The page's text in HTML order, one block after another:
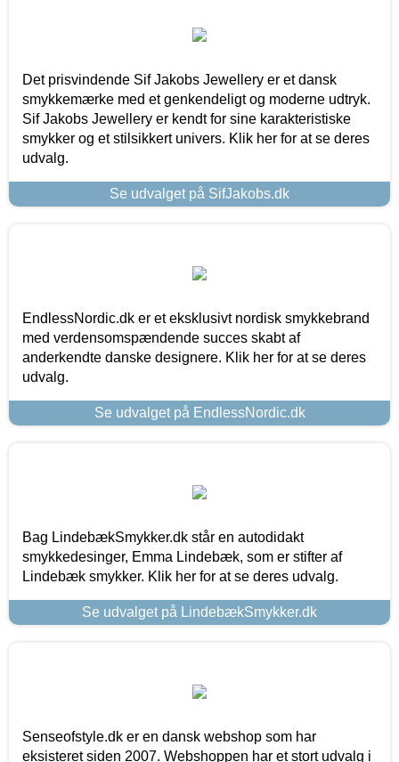
Det prisvindende Sif Jakobs Jewellery er et dansk
smykkemærke med et genkendeligt og moderne udtryk.
Sif Jakobs Jewellery er kendt for sine karakteristiske
smykker og et stilsikkert univers. Klik her for at se deres
udvalg.
Se udvalget på SifJakobs.dk
EndlessNordic.dk er et eksklusivt nordisk smykkebrand
med verdensomspændende succes skabt af
anderkendte danske designere. Klik her for at se deres
udvalg.
Se udvalget på EndlessNordic.dk
Bag LindebækSmykker.dk står en autodidakt
smykkedesinger, Emma Lindebæk, som er stifter af
Lindebæk smykker. Klik her for at se deres udvalg.
Se udvalget på LindebækSmykker.dk
Senseofstyle.dk er en dansk webshop som har
eksisteret siden 2007. Webshoppen har et stort udvalg i